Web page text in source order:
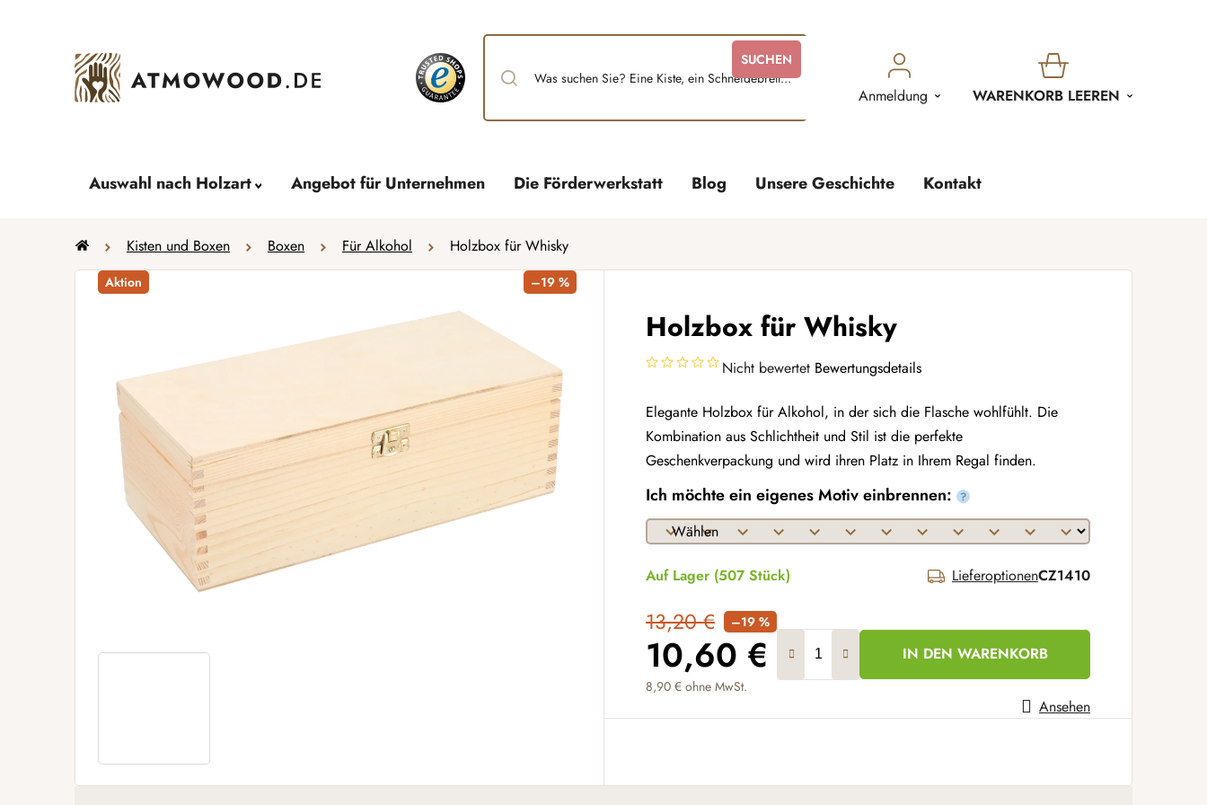
SUCHEN
Anmeldung
WARENKORB
WARENKORB LEEREN
Auswahl nach Holzart Angebot für Unternehmen Die Förderwerkstatt Blog Unsere Geschichte Kontakt
StartseiteKisten und Boxen Boxen Für Alkohol Holzbox für Whisky
Holzbox für Whisky
Nicht bewertet Bewertungsdetails
Elegante Holzbox für Alkohol, in der sich die Flasche wohlfühlt. Die
Kombination aus Schlichtheit und Stil ist die perfekte
Geschenkverpackung und wird ihren Platz in Ihrem Regal finden.
Ich möchte ein eigenes Motiv einbrennen: ?
Auf Lager (507 Stück) LieferoptionenCZ1410
13,20 € –19 %
10,60 €
8,90 € ohne MwSt.
Verkaufspreis:
IN DEN WARENKORB
Ansehen
Aktion –19 %